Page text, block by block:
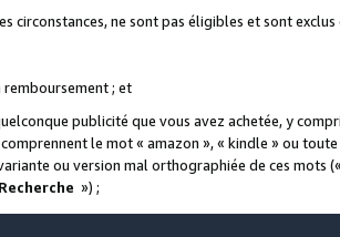
circonstances, ne sont pas éligibles et sont
; et
publicité que vous avez achetée, y
le mot « amazon », « kindle » ou
ou version mal orthographiée de ces mots
») ;